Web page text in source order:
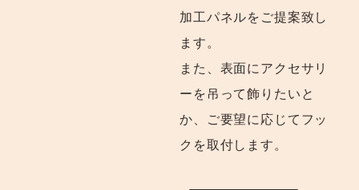
加工パネルをご提案致し
ます。
また、表面にアクセサリ
ーを吊って飾りたいと
か、ご要望に応じてフッ
クを取付します。